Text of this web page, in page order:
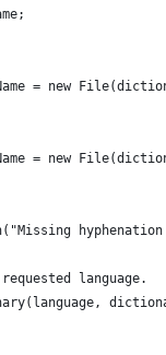
= new
= new
language.